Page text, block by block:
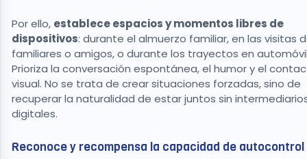
Por ello, establece espacios y momentos libres de
dispositivos: durante el almuerzo familiar, en las visitas
familiares o amigos, o durante los trayectos en
Prioriza la conversación espontánea, el humor y el
visual. No se trata de crear situaciones forzadas, sino de
recuperar la naturalidad de estar juntos sin
digitales.
Reconoce y recompensa la capacidad de autocontrol